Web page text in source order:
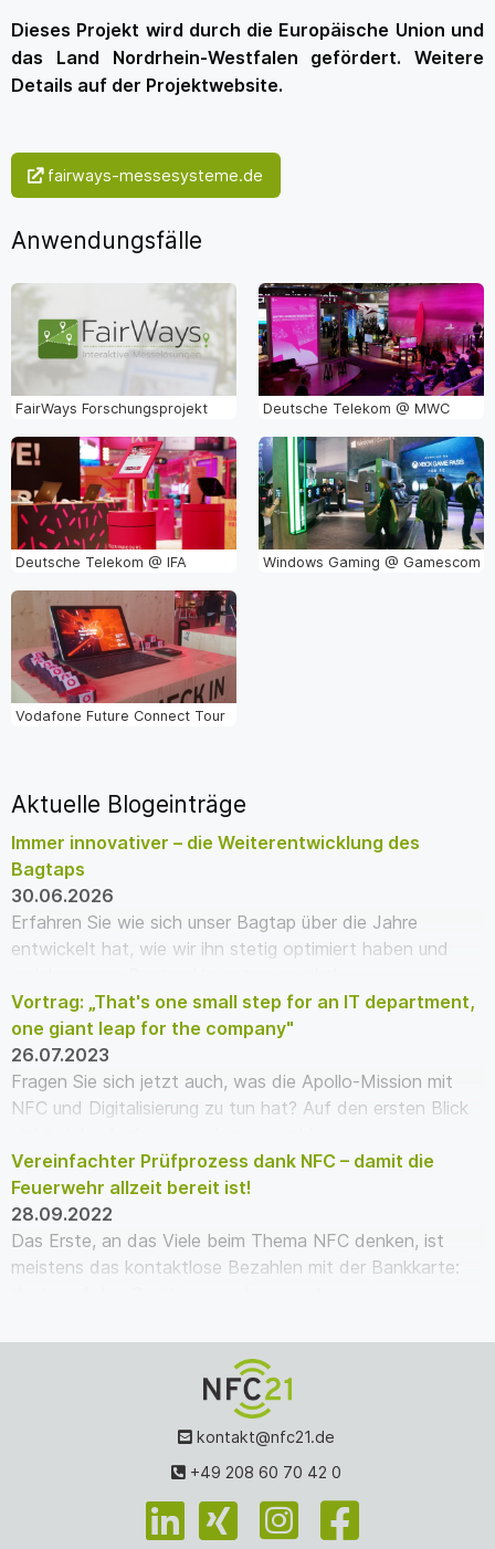
Dieses Projekt wird durch die Europäische Union und
das Land Nordrhein-Westfalen gefördert. Weitere
Details auf der Projektwebsite.
fairways-messesysteme.de
Anwendungsfälle
FairWays Forschungsprojekt Deutsche Telekom @ MWC
Deutsche Telekom @ IFA Windows Gaming @ Gamescom
Vodafone Future Connect Tour
Aktuelle Blogeinträge
Immer innovativer – die Weiterentwicklung des
Bagtaps
30.06.2026
Erfahren Sie wie sich unser Bagtap über die Jahre
entwickelt hat, wie wir ihn stetig optimiert haben und
Vortrag: „That's one small step for an IT department,
one giant leap for the company"
26.07.2023
Fragen Sie sich jetzt auch, was die Apollo-Mission mit
NFC und Digitalisierung zu tun hat? Auf den ersten Blick
Vereinfachter Prüfprozess dank NFC – damit die
Feuerwehr allzeit bereit ist!
28.09.2022
Das Erste, an das Viele beim Thema NFC denken, ist
meistens das kontaktlose Bezahlen mit der Bankkarte:
kontakt@nfc21.de
+49 208 60 70 42 0